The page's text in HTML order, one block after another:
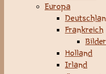
Europa
Frankreich
Holland
Irland